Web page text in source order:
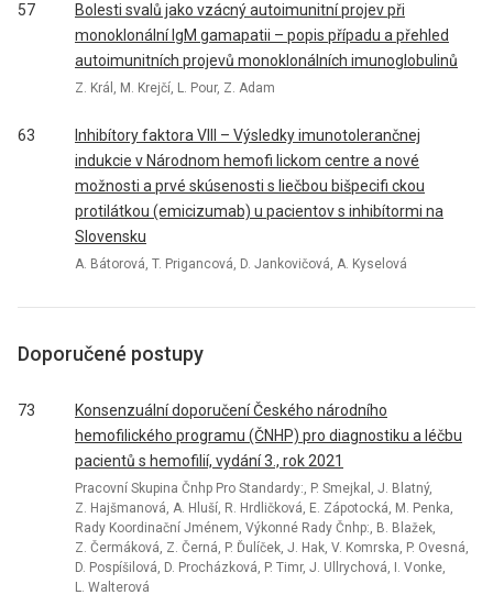
57
Bolesti svalů jako vzácný autoimunitní projev při
monoklonální IgM gamapatii – popis případu a přehled
autoimunitních projevů monoklonálních imunoglobulinů
Z. Král, M. Krejčí, L. Pour, Z. Adam
63
Inhibítory faktora VIII – Výsledky imunotolerančnej
indukcie v Národnom hemofi lickom centre a nové
možnosti a prvé skúsenosti s liečbou bišpecifi ckou
protilátkou (emicizumab) u pacientov s inhibítormi na
Slovensku
A. Bátorová, T. Prigancová, D. Jankovičová, A. Kyselová
Doporučené postupy
73
Konsenzuální doporučení Českého národního
hemofilického programu (ČNHP) pro diagnostiku a léčbu
pacientů s hemofilií, vydání 3., rok 2021
Pracovní Skupina Čnhp Pro Standardy:, P. Smejkal, J. Blatný,
Z. Hajšmanová, A. Hluší, R. Hrdličková, E. Zápotocká, M. Penka,
Rady Koordinační Jménem, Výkonné Rady Čnhp:, B. Blažek,
Z. Čermáková, Z. Černá, P. Ďulíček, J. Hak, V. Komrska, P. Ovesná,
D. Pospíšilová, D. Procházková, P. Timr, J. Ullrychová, I. Vonke,
L. Walterová